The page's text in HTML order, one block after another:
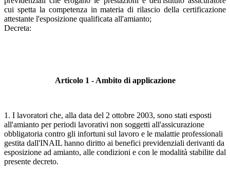
cui spetta la competenza in materia di rilascio della certificazione
attestante l'esposizione qualificata all'amianto;
Decreta:
Articolo 1 - Ambito di applicazione
1. I lavoratori che, alla data del 2 ottobre 2003, sono stati esposti
all'amianto per periodi lavorativi non soggetti all'assicurazione
obbligatoria contro gli infortuni sul lavoro e le malattie professionali
gestita dall'INAIL hanno diritto ai benefici previdenziali derivanti da
esposizione ad amianto, alle condizioni e con le modalità stabilite dal
presente decreto.